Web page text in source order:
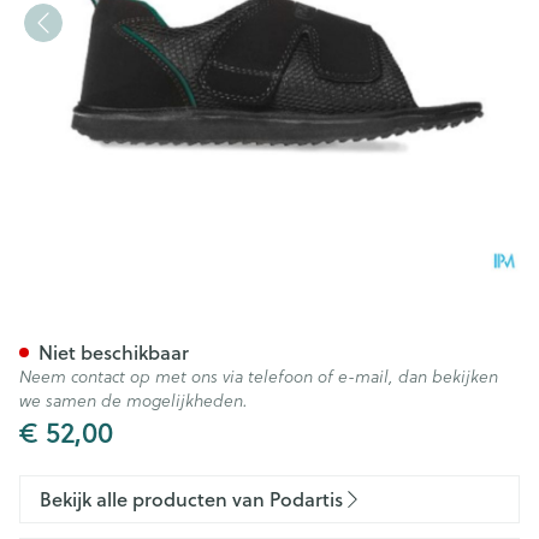
€ 52,00
Niet beschikbaar
Neem contact op met ons via telefoon of e-mail, dan bekijken
we samen de mogelijkheden.
Bekijk alle producten van Podartis